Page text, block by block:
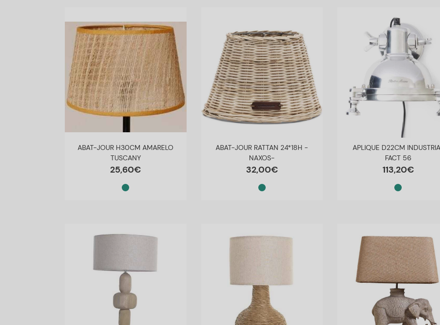
ABAT-JOUR H30CM AMARELO
TUSCANY
25,60€
ABAT-JOUR RATTAN 24*18H -
NAXOS-
32,00€
APLIQUE D22CM
FACT 56
113,20€